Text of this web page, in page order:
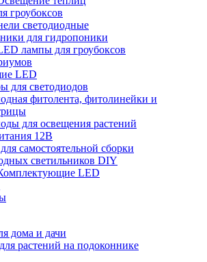
гроубоксов
светодиодные
для гидропоники
лампы для гроубоксов
LED
для светодиодов
фитолента, фитолинейки и
для освещения растений
12В
самостоятельной сборки
светильников DIY
LED
дома и дачи
растений на подоконнике